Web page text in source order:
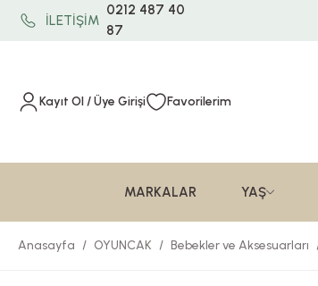
İLETİŞİM
0212 487 40
87
Kayıt Ol / Üye Girişi Favorilerim
MARKALAR YAŞ
Anasayfa OYUNCAK Bebekler ve Aksesuarları